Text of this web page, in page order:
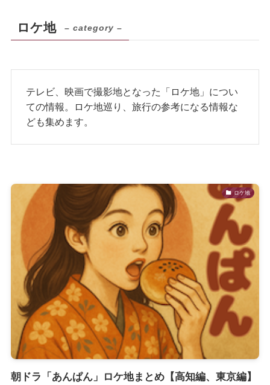
ロケ地 – category –
テレビ、映画で撮影地となった「ロケ地」につい
ての情報。ロケ地巡り、旅行の参考になる情報な
ども集めます。
ロケ地
朝ドラ「あんぱん」ロケ地まとめ【高知編、東京編】